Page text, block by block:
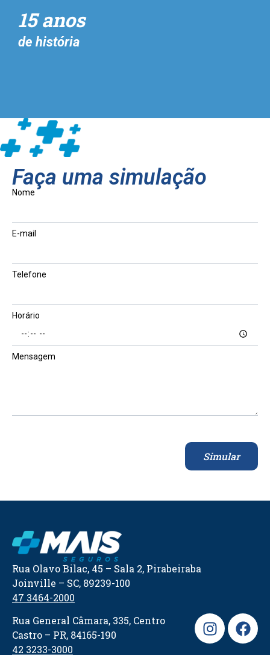
15 anos
de história
Faça uma simulação
Nome
E-mail
Telefone
Horário
Mensagem
Simular
Rua Olavo Bilac, 45 – Sala 2, Pirabeiraba
Joinville – SC, 89239-100
47 3464-2000
Rua General Câmara, 335, Centro
Castro – PR, 84165-190
42 3233-3000